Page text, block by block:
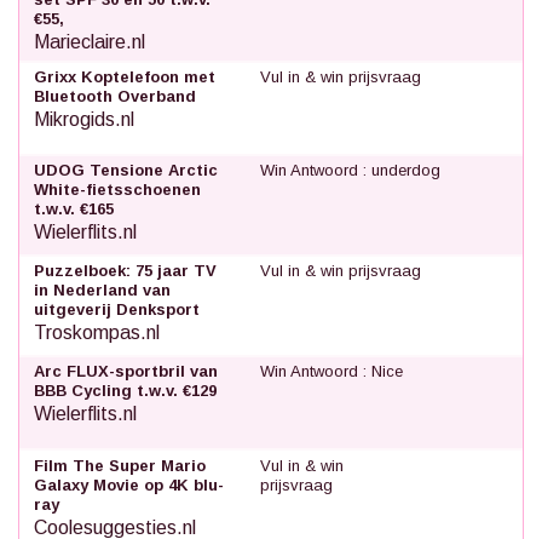
€55,
Marieclaire.nl
Grixx Koptelefoon met
Bluetooth Overband
Mikrogids.nl
Vul in & win prijsvraag
UDOG Tensione Arctic
White-fietsschoenen
t.w.v. €165
Wielerflits.nl
Win Antwoord : underdog
Puzzelboek: 75 jaar TV
in Nederland van
uitgeverij Denksport
Troskompas.nl
Vul in & win prijsvraag
Arc FLUX-sportbril van
BBB Cycling t.w.v. €129
Wielerflits.nl
Win Antwoord : Nice
Film The Super Mario
Galaxy Movie op 4K blu-
ray
Coolesuggesties.nl
Vul in & win
prijsvraag